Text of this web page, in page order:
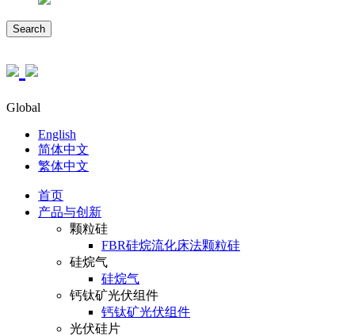
Search
Global
English
简体中文
繁体中文
首页
产品与创新
颗粒硅
FBR硅烷流化床法颗粒硅
硅烷气
硅烷气
钙钛矿光伏组件
钙钛矿光伏组件
光伏硅片